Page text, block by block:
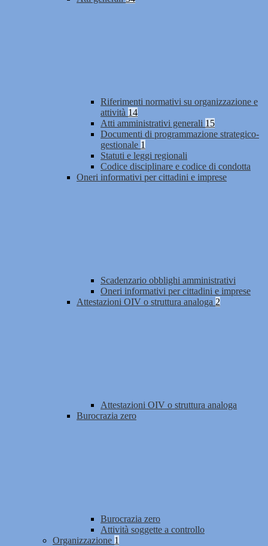
Riferimenti normativi su organizzazione e
attività 14
Atti amministrativi generali 15
Documenti di programmazione strategico-
gestionale 1
Statuti e leggi regionali
Codice disciplinare e codice di condotta
Oneri informativi per cittadini e imprese
Scadenzario obblighi amministrativi
Oneri informativi per cittadini e imprese
Attestazioni OIV o struttura analoga 2
Attestazioni OIV o struttura analoga
Burocrazia zero
Burocrazia zero
Attività soggette a controllo
Organizzazione 1